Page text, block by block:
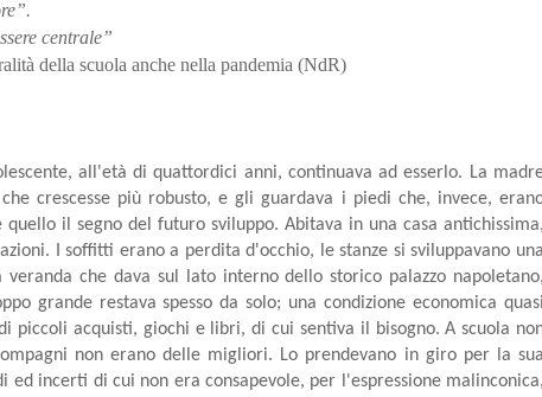
centrale”
della scuola anche nella pandemia (NdR)
all'età di quattordici anni, continuava ad esserlo. La
crescesse più robusto, e gli guardava i piedi che, invece,
quello il segno del futuro sviluppo. Abitava in una casa antichissima,
I soffitti erano a perdita d'occhio, le stanze si sviluppavano una
che dava sul lato interno dello storico palazzo napoletano,
grande restava spesso da solo; una condizione economica quasi
piccoli acquisti, giochi e libri, di cui sentiva il bisogno. A scuola
non erano delle migliori. Lo prendevano in giro per la sua
incerti di cui non era consapevole, per l'espressione malinconica,